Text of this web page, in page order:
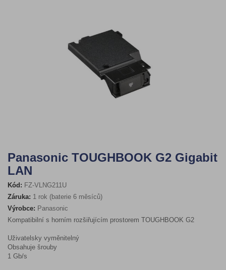
Panasonic TOUGHBOOK G2 Gigabit
LAN
Kód: FZ-VLNG211U
Záruka: 1 rok (baterie 6 měsíců)
Výrobce: Panasonic
Kompatibilní s horním rozšiřujícím prostorem TOUGHBOOK G2
Uživatelsky vyměnitelný
Obsahuje šrouby
1 Gb/s